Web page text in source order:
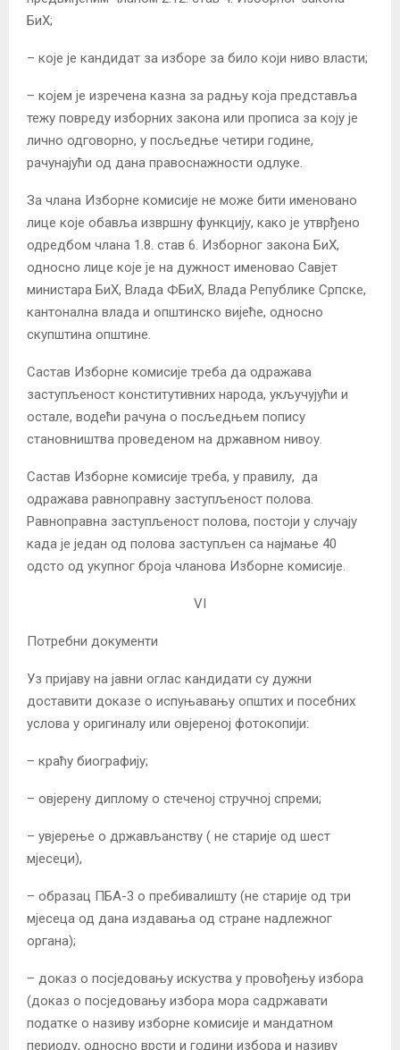
БиХ;
– које је кандидат за изборе за било који ниво власти;
– којем је изречена казна за радњу која представља
тежу повреду изборних закона или прописа за коју је
лично одговорно, у посљедње четири године,
рачунајући од дана правоснажности одлуке.
За члана Изборне комисије не може бити именовано
лице које обавља извршну функцију, како је утврђено
одредбом члана 1.8. став 6. Изборног закона БиХ,
односно лице које је на дужност именовао Савјет
министара БиХ, Влада ФБиХ, Влада Републике Српске,
кантонална влада и општинско вијеће, односно
скупштина општине.
Састав Изборне комисије треба да одражава
заступљеност конститутивних народа, укључујући и
остале, водећи рачуна о посљедњем попису
становништва проведеном на државном нивоу.
Састав Изборне комисије треба, у правилу, да
одражава равноправну заступљеност полова.
Равноправна заступљеност полова, постоји у случају
када је један од полова заступљен са најмање 40
одсто од укупног броја чланова Изборне комисије.
VI
Потребни документи
Уз пријаву на јавни оглас кандидати су дужни
доставити доказе о испуњавању општих и посебних
услова у оригиналу или овјереној фотокопији:
– краћу биографију;
– овјерену диплому о стеченој стручној спреми;
– увјерење о држављанству ( не старије од шест
мјесеци),
– образац ПБА-3 о пребивалишту (не старије од три
мјесеца од дана издавања од стране надлежног
органа);
– доказ о посједовању искуства у провођењу избора
(доказ о посједовању избора мора садржавати
податке о називу изборне комисије и мандатном
периоду, односно врсти и години избора и називу